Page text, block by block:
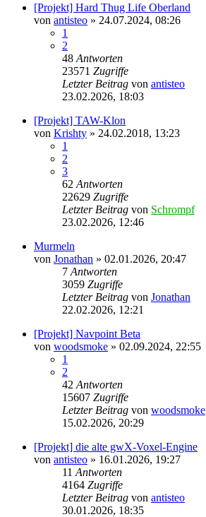
[Projekt] Hard Thug Life Oberland
von antisteo » 24.07.2024, 08:26
1
2
48 Antworten
23571 Zugriffe
Letzter Beitrag von antisteo
23.02.2026, 18:03
[Projekt] TAW-Klon
von Krishty » 24.02.2018, 13:23
1
2
3
62 Antworten
22629 Zugriffe
Letzter Beitrag von Schrompf
23.02.2026, 12:46
Murmeln
von Jonathan » 02.01.2026, 20:47
7 Antworten
3059 Zugriffe
Letzter Beitrag von Jonathan
22.02.2026, 12:21
[Projekt] Navpoint Beta
von woodsmoke » 02.09.2024, 22:55
1
2
42 Antworten
15607 Zugriffe
Letzter Beitrag von woodsmoke
15.02.2026, 20:29
[Projekt] die alte gwX-Voxel-Engine
von antisteo » 16.01.2026, 19:27
11 Antworten
4164 Zugriffe
Letzter Beitrag von antisteo
30.01.2026, 18:35